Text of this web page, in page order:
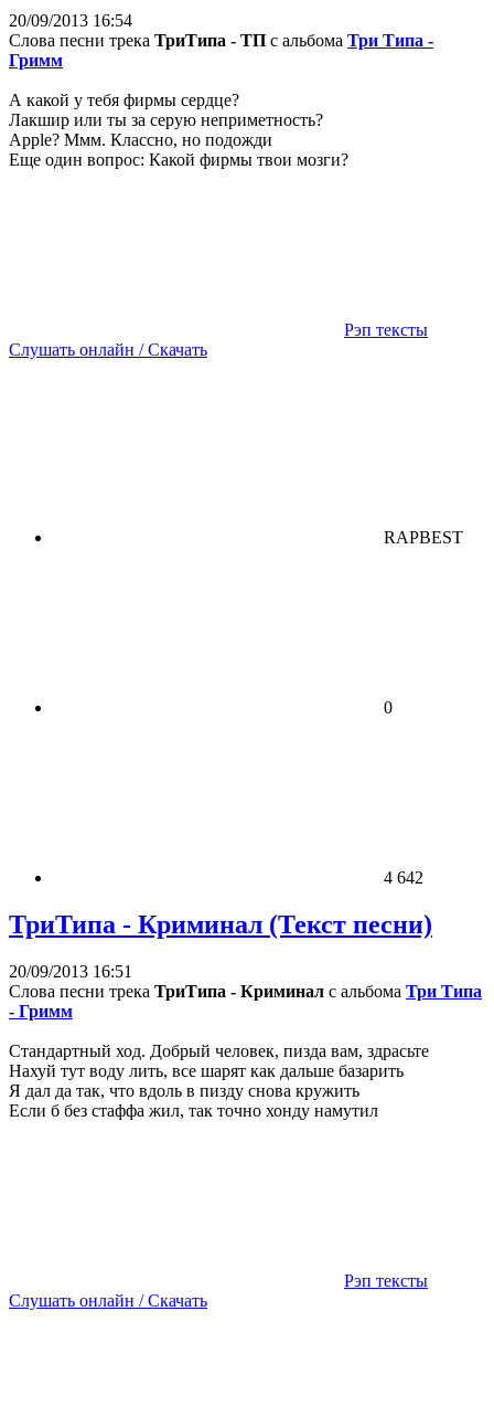
20/09/2013 16:54
Слова песни трека ТриТипа - ТП с альбома Три Типа -
Гримм
А какой у тебя фирмы сердце?
Лакшир или ты за серую неприметность?
Apple? Ммм. Классно, но подожди
Еще один вопрос: Какой фирмы твои мозги?
Рэп тексты
Слушать онлайн / Скачать
RAPBEST
0
4 642
ТриТипа - Криминал (Текст песни)
20/09/2013 16:51
Слова песни трека ТриТипа - Криминал с альбома Три Типа
- Гримм
Стандартный ход. Добрый человек, пизда вам, здрасьте
Нахуй тут воду лить, все шарят как дальше базарить
Я дал да так, что вдоль в пизду снова кружить
Если б без стаффа жил, так точно хонду намутил
Рэп тексты
Слушать онлайн / Скачать